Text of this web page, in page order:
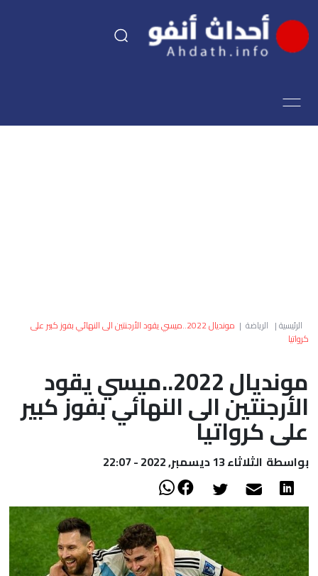
اقتصاد
العالم
الصحراء
الرئيسية| الرياضة |
مونديال 2022..ميسي يقود الأرجنتين الى النهائي بفوز كبير على
كرواتيا
مونديال 2022..ميسي يقود
الأرجنتين الى النهائي بفوز كبير
على كرواتيا
بواسطة الثلاثاء 13 ديسمبر, 2022 - 22:07